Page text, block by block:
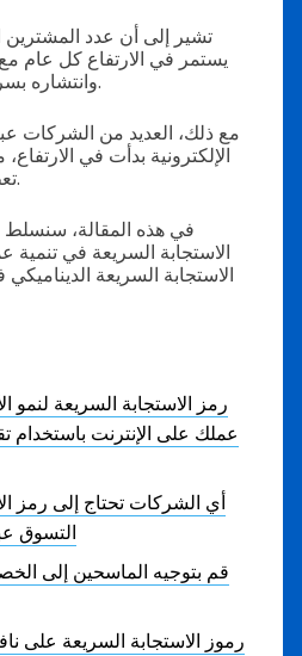
يستمر في الارتفاع كل عام
وانتشاره بسرعة في جميع أنحاء العالم.
مع ذلك، العديد من الشركات
الإلكترونية بدأت في
تعظيم الأعمال عبر الإنترنت.
في هذه المقالة، سنسلط
الاستجابة السريعة في تنمية
الاستجابة السريعة
رمز الاستجابة السريعة لنمو
عملك على الإنترنت باستخدام
أي الشركات تحتاج إلى رمز
التسوق
قم بتوجيه الماسحين إلى
رموز الاستجابة السريعة على